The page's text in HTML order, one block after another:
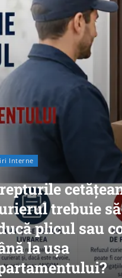
Interne
trebuie să
plicul sau
la ușa